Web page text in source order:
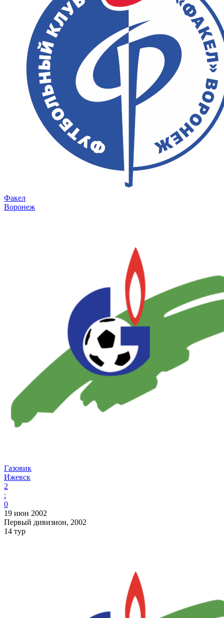
Факел
Воронеж
Газовик
Ижевск
2
:
0
19 июн 2002
Первый дивизион, 2002
14 тур